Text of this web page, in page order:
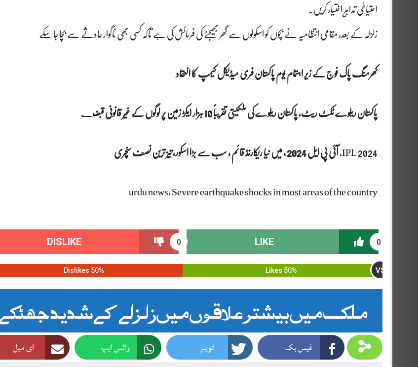
احتیاطی تدابیر اختیار کریں۔
زلزلہ کے بعد، مقامی انتظامیہ نے بچوں کو اسکولوں سے گھر بھیجنے کی فرمائش کی ہے تاکہ کسی بھی ناگوار حادثے سے بچا جا سکے
کھرمنگ پاک فوج کے زیر اہتمام یوم پاکستان فری میڈیکل کیمپ کا انعقاد
پاکستان ریلوے ٹکٹ ریٹ، پاکستان ریلوے کی ملکیتی تقریباً 10 ہزار ایکڑ زمین پر لوگوں کے غیر قانونی قبض ے
IPL 2024, آئی پی ایل 2024 ، میں نیا ریکارنڈ قائم ، سب سے بڑا اسکور، تیز ترین نصف سنچری
urdu news, Severe earthquake shocks in most areas of the country
0
LIKE
0
DISLIKE
50% Likes VS
50% Dislikes
ملک میں بیشتر علاقوں میں‌زلزلے کےشدید جھٹکے
فیس بک ٹویٹر واٹس ایپ ای میل